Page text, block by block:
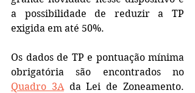
a possibilidade de reduzir a TP
exigida em até 50%.
Os dados de TP e pontuação mínima
Quadro 3A da Lei de Zoneamento.